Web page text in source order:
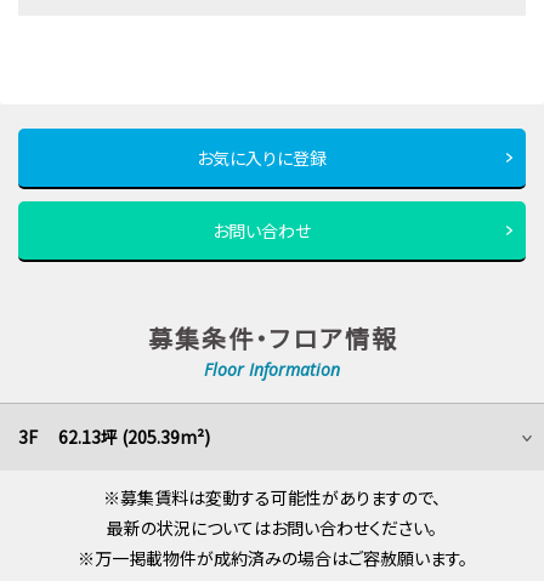
お気に入りに登録
お問い合わせ
募集条件・フロア情報
Floor Information
3F 62.13坪 (205.39m²)
※募集賃料は変動する可能性がありますので、
最新の状況についてはお問い合わせください。
※万一掲載物件が成約済みの場合はご容赦願います。